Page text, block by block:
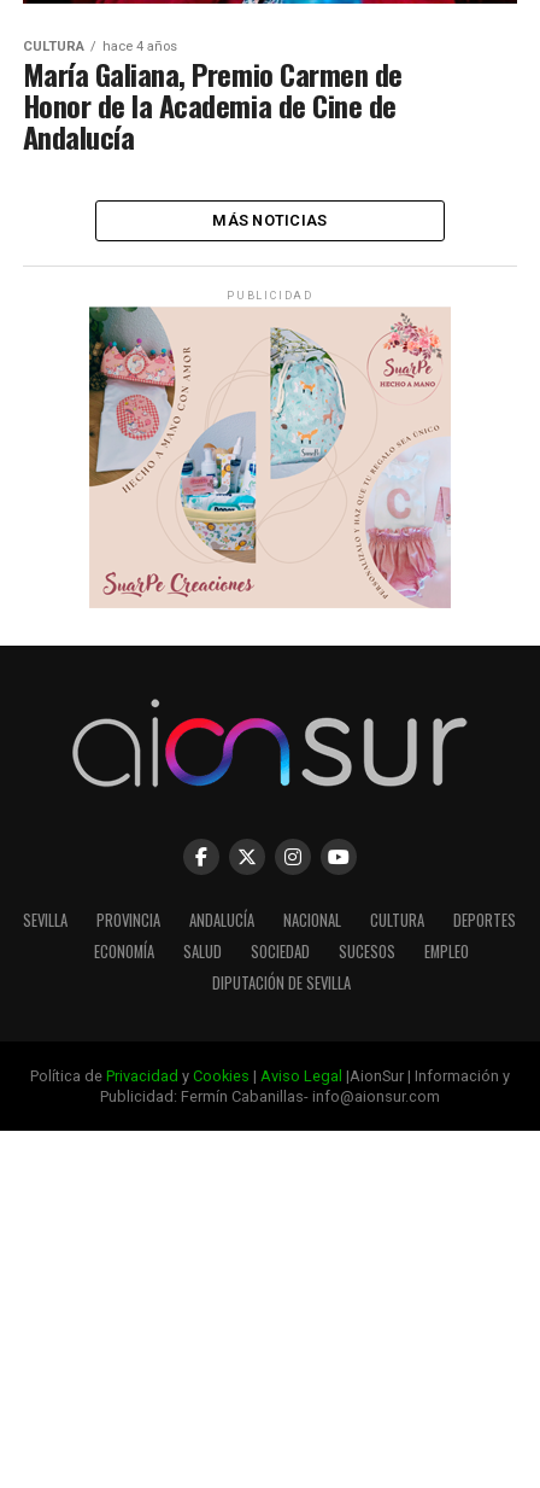
CULTURA hace 4 años
María Galiana, Premio Carmen de
Honor de la Academia de Cine de
Andalucía
MÁS NOTICIAS
PUBLICIDAD
SEVILLA PROVINCIA ANDALUCÍA NACIONAL CULTURA
DEPORTES
ECONOMÍA
SALUD SOCIEDAD SUCESOS
EMPLEO
DIPUTACIÓN DE SEVILLA
Política de Privacidad y Cookies | Aviso Legal |AionSur | Información y
Publicidad: Fermín Cabanillas- info@aionsur.com